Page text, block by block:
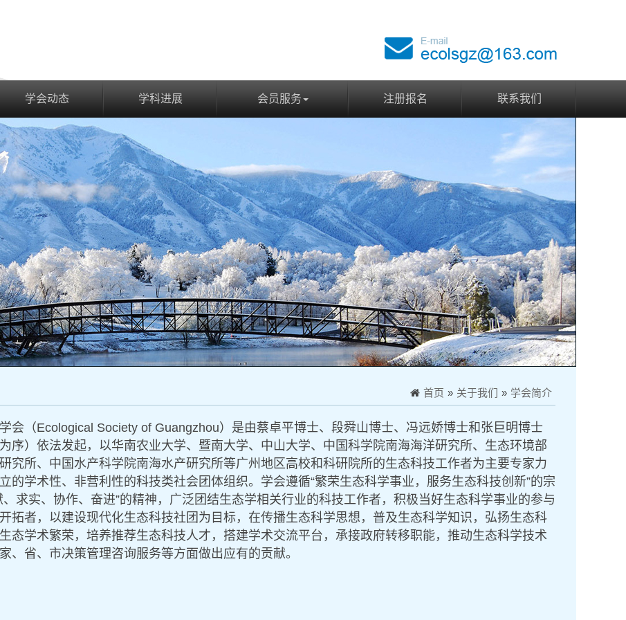
学会动态 学科进展 会员服务 注册报名 联系我们
学会动态 联系我们
首页 » 关于我们 » 学会简介
会（Ecological Society of Guangzhou）是由蔡卓平博士、段舜山博士、冯远娇博士和张巨明博士
为序）依法发起，以华南农业大学、暨南大学、中山大学、中国科学院南海海洋研究所、生态环境部
究所、中国水产科学院南海水产研究所等广州地区高校和科研院所的生态科技工作者为主要专家力
的学术性、非营利性的科技类社会团体组织。学会遵循“繁荣生态科学事业，服务生态科技创新”的宗
、求实、协作、奋进”的精神，广泛团结生态学相关行业的科技工作者，积极当好生态科学事业的参与
拓者，以建设现代化生态科技社团为目标，在传播生态科学思想，普及生态科学知识，弘扬生态科
态学术繁荣，培养推荐生态科技人才，搭建学术交流平台，承接政府转移职能，推动生态科学技术
、省、市决策管理咨询服务等方面做出应有的贡献。